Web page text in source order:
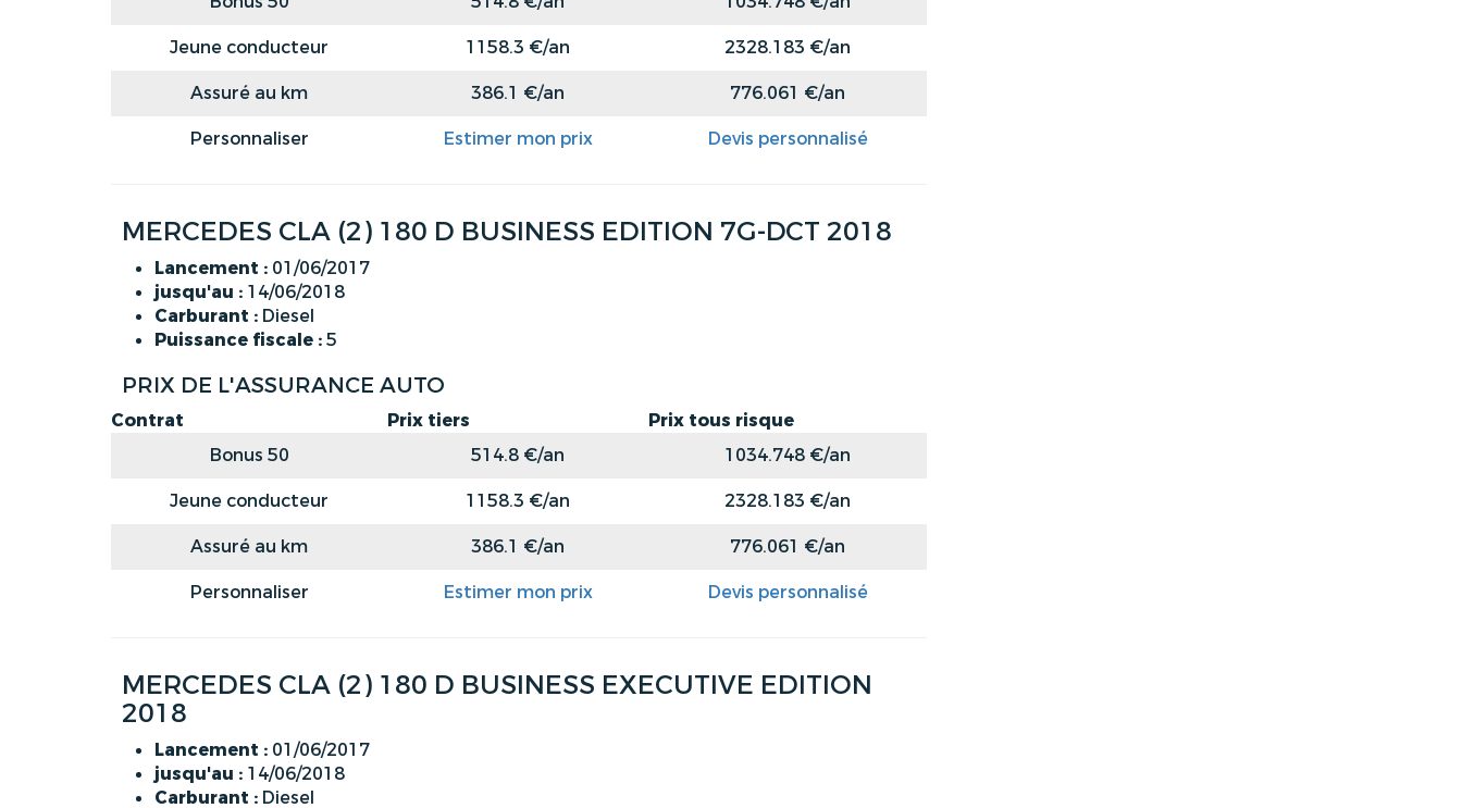
Jeune conducteur
1158.3 €/an
2328.183 €/an
Assuré au km
386.1 €/an
776.061 €/an
Personnaliser
Estimer mon prix Devis personnalisé
MERCEDES CLA (2) 180 D BUSINESS EDITION 7G-DCT 2018
Lancement : 01/06/2017
jusqu'au : 14/06/2018
Carburant : Diesel
Puissance fiscale :5
PRIX DE L'ASSURANCE AUTO
Contrat Prix tiers
Prix tous risque
Bonus 50
514.8 €/an
1034.748 €/an
Jeune conducteur
1158.3 €/an
2328.183 €/an
Assuré au km
386.1 €/an
776.061 €/an
Personnaliser
Estimer mon prix Devis personnalisé
MERCEDES CLA (2) 180 D BUSINESS EXECUTIVE EDITION
2018
Lancement : 01/06/2017
jusqu'au : 14/06/2018
Carburant : Diesel